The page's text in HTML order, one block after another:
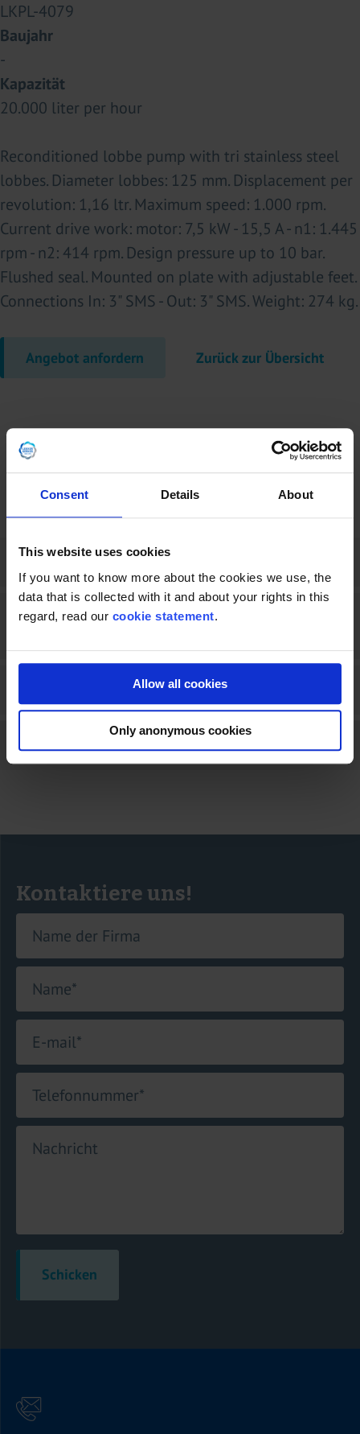
Consent Details About
This website uses cookies
If you want to know more about the cookies we use, the
data that is collected with it and about your rights in this
regard, read our cookie statement.
Allow all cookies
Only anonymous cookies
LKPL-4079
Baujahr
-
Kapazität
20.000 liter per hour
Reconditioned lobbe pump with tri stainless steel
lobbes. Diameter lobbes: 125 mm. Displacement per
revolution: 1,16 ltr. Maximum speed: 1.000 rpm.
Current drive work: motor: 7,5 kW - 15,5 A - n1: 1.445
rpm - n2: 414 rpm. Design pressure up to 10 bar.
Flushed seal. Mounted on plate with adjustable feet.
Connections In: 3" SMS - Out: 3" SMS. Weight: 274 kg.
Angebot anfordern Zurück zur Übersicht
Was bedeuten die Zustände „überholt“, „in gutem Zustand“
Kann ich Gebrauchtmaschinen vertrauen?
Kontaktiere uns!
Name der Firma
Name*
E-mail*
Telefonnummer*
Nachricht
Schicken